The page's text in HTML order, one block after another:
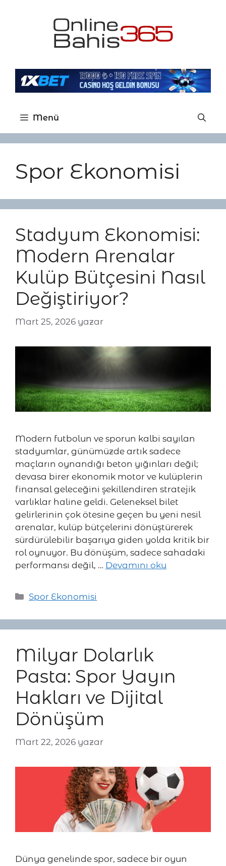
Menü
Spor Ekonomisi
Stadyum Ekonomisi:
Modern Arenalar
Kulüp Bütçesini Nasıl
Değiştiriyor?
Mart 25, 2026 yazar
Modern futbolun ve sporun kalbi sayılan
stadyumlar, günümüzde artık sadece
maçların oynandığı beton yığınları değil;
devasa birer ekonomik motor ve kulüplerin
finansal geleceğini şekillendiren stratejik
varlıklar haline geldi. Geleneksel bilet
gelirlerinin çok ötesine geçen bu yeni nesil
arenalar, kulüp bütçelerini dönüştürerek
sürdürülebilir başarıya giden yolda kritik bir
rol oynuyor. Bu dönüşüm, sadece sahadaki
performansı değil, … Devamını oku
Kategoriler
Spor Ekonomisi
Milyar Dolarlık
Pasta: Spor Yayın
Hakları ve Dijital
Dönüşüm
Mart 22, 2026 yazar
Dünya genelinde spor, sadece bir oyun